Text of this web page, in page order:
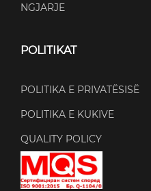
NGJARJE
POLITIKAT
POLITIKA E PRIVATËSISË
POLITIKA E KUKIVE
QUALITY POLICY